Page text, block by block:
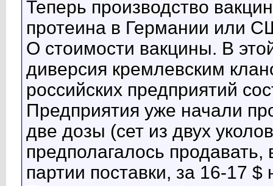
Теперь производство
протеина в Германии или
О стоимости вакцины. В
диверсия кремлевским
российских предприятий
Предприятия уже начали
две дозы (сет из двух
предполагалось продавать,
партии поставки, за 16-17 $